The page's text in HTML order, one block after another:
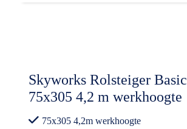
Skyworks Rolsteiger Basic
75x305 4,2 m werkhoogte
75x305 4,2m werkhoogte